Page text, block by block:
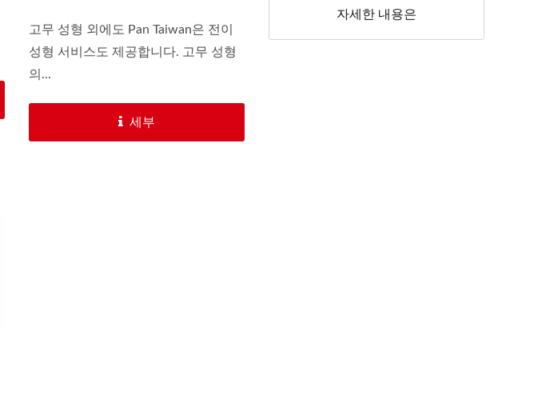
고무 성형 외에도 Pan Taiwan은 전이
성형 서비스도 제공합니다. 고무 성형
의...
세부
자세한 내용은